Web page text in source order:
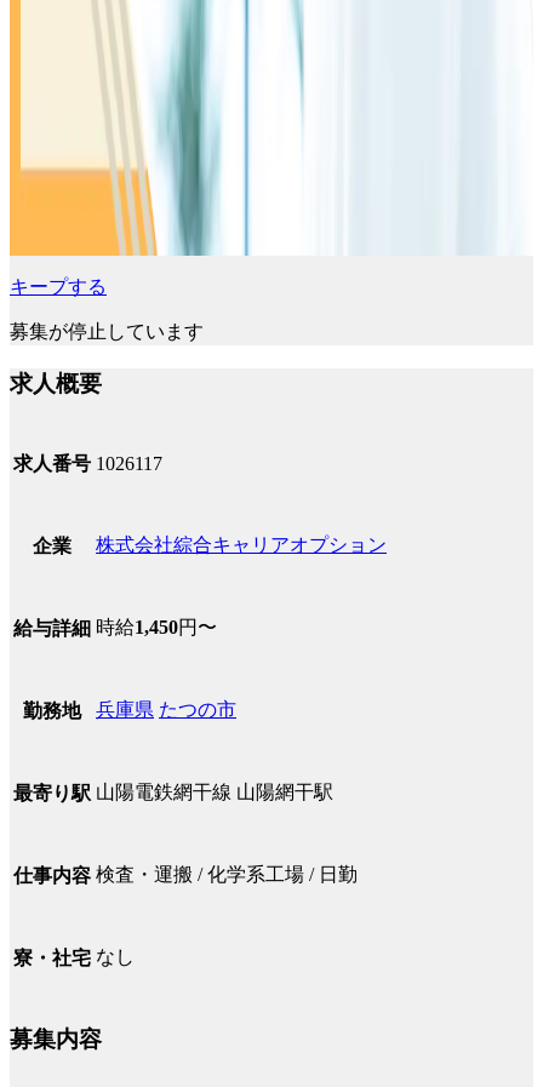
キープする
募集が停止しています
求人概要
求人番号 1026117
企業 株式会社綜合キャリアオプション
給与詳細 時給1,450円〜
勤務地 兵庫県 たつの市
最寄り駅 山陽電鉄網干線 山陽網干駅
仕事内容 検査・運搬 / 化学系工場 / 日勤
寮・社宅 なし
募集内容